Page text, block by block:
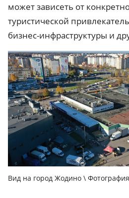
может зависеть от
туристической
бизнес-инфраструктуры и
Вид на город Жодино \